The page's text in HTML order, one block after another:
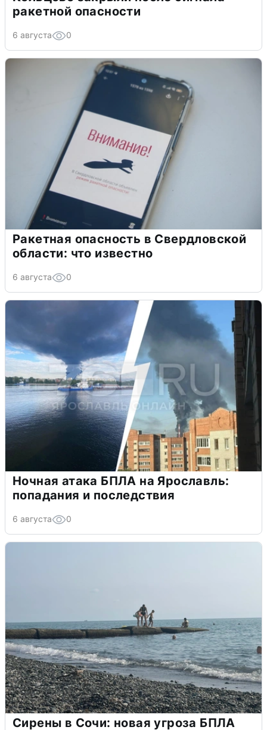
ракетной опасности
6 августа 0
Ракетная опасность в Свердловской
области: что известно
6 августа 0
Ночная атака БПЛА на Ярославль:
попадания и последствия
6 августа 0
Сирены в Сочи: новая угроза БПЛА